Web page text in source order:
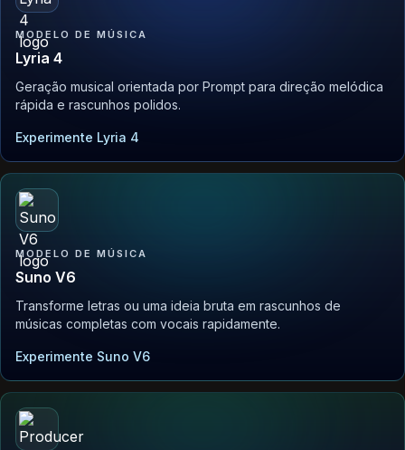
MODELO DE MÚSICA
Lyria 4
Geração musical orientada por Prompt para direção melódica
rápida e rascunhos polidos.
Experimente Lyria 4
MODELO DE MÚSICA
Suno V6
Transforme letras ou uma ideia bruta em rascunhos de
músicas completas com vocais rapidamente.
Experimente Suno V6